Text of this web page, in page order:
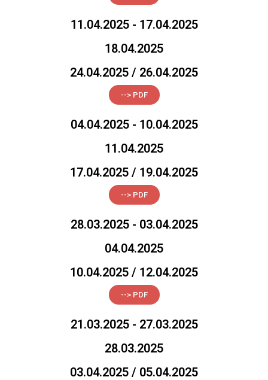
11.04.2025 - 17.04.2025
18.04.2025
24.04.2025 / 26.04.2025
--> PDF
04.04.2025 - 10.04.2025
11.04.2025
17.04.2025 / 19.04.2025
--> PDF
28.03.2025 - 03.04.2025
04.04.2025
10.04.2025 / 12.04.2025
--> PDF
21.03.2025 - 27.03.2025
28.03.2025
03.04.2025 / 05.04.2025